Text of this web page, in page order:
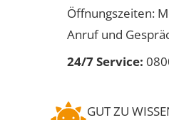
Öffnungszeiten:
Anruf und
24/7 Service:
GUT ZU